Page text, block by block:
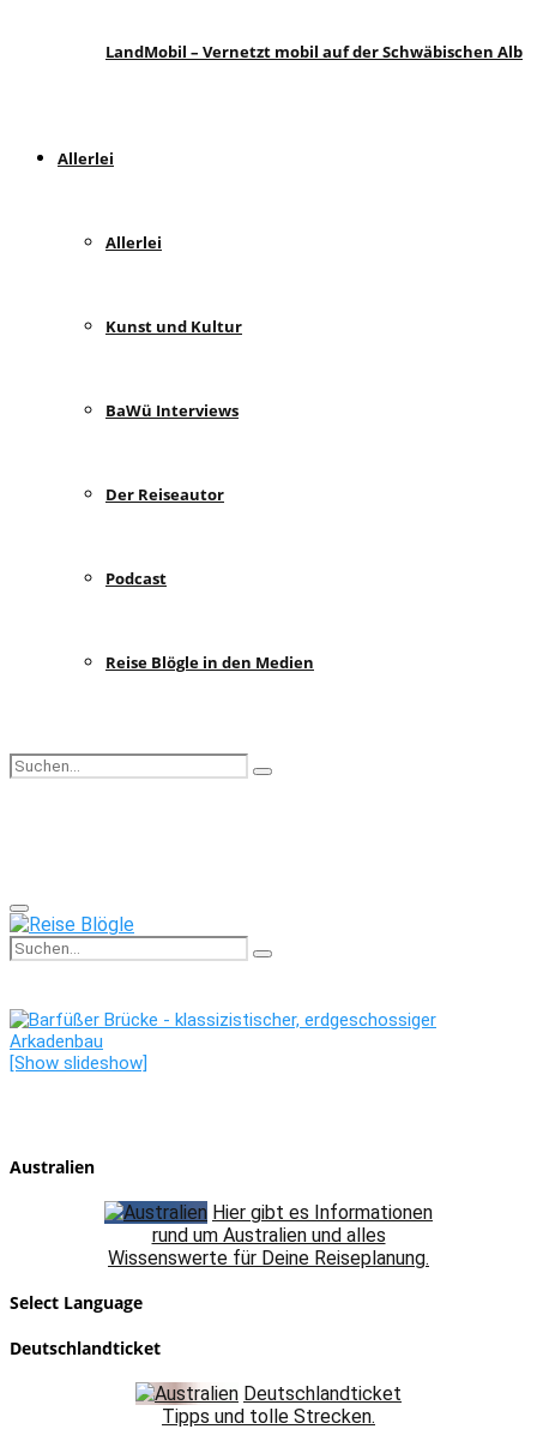
LandMobil – Vernetzt mobil auf der Schwäbischen Alb
Allerlei
Allerlei
Kunst und Kultur
BaWü Interviews
Der Reiseautor
Podcast
Reise Blögle in den Medien
Search
Search
Primary
Menu
Search
for:
Search
[Show slideshow]
Australien
Hier gibt es Informationen
rund um Australien und alles
Wissenswerte für Deine Reiseplanung.
Select Language
Deutschlandticket
Deutschlandticket
Tipps und tolle Strecken.